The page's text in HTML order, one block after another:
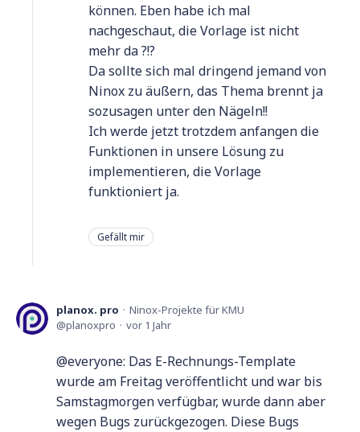
können. Eben habe ich mal
nachgeschaut, die Vorlage ist nicht
mehr da ?!?
Da sollte sich mal dringend jemand von
Ninox zu äußern, das Thema brennt ja
sozusagen unter den Nägeln!!
Ich werde jetzt trotzdem anfangen die
Funktionen in unsere Lösung zu
implementieren, die Vorlage
funktioniert ja.
Gefällt mir
planox. pro
Ninox-Projekte für KMU
planoxpro
vor 1 Jahr
@everyone: Das E-Rechnungs-Template
wurde am Freitag veröffentlicht und war bis
Samstagmorgen verfügbar, wurde dann aber
wegen Bugs zurückgezogen. Diese Bugs